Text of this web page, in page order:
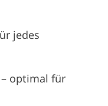
jedes
– optimal für